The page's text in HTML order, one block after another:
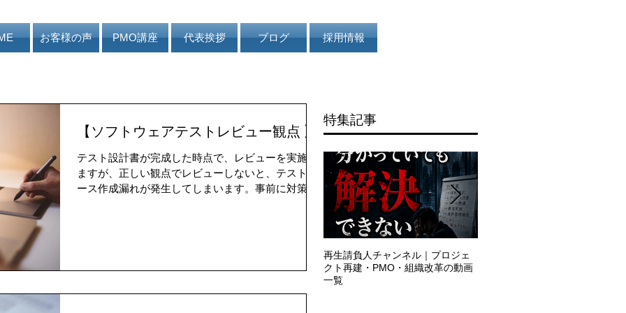
お客様の声 PMO講座 代表挨拶 ブログ 採用情報
【ソフトウェアテストレビュー観点 】
テスト設計書が完成した時点で、レビューを実施し
ますが、正しい観点でレビューしないと、テストケ
ース作成漏れが発生してしまいます。事前に対策を
特集記事
再生請負人チャンネル｜プロジェ
クト再建・PMO・組織改革の動画
一覧